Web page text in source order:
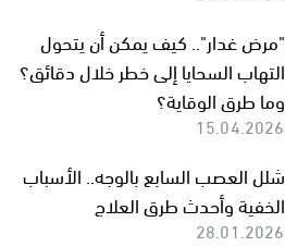
"مرض غدار".. كيف يمكن أن يتحول
التهاب السحايا إلى خطر خلال دقائق؟
وما طرق الوقاية؟
15.04.2026
شلل العصب السابع بالوجه.. الأسباب
الخفية وأحدث طرق العلاج
28.01.2026